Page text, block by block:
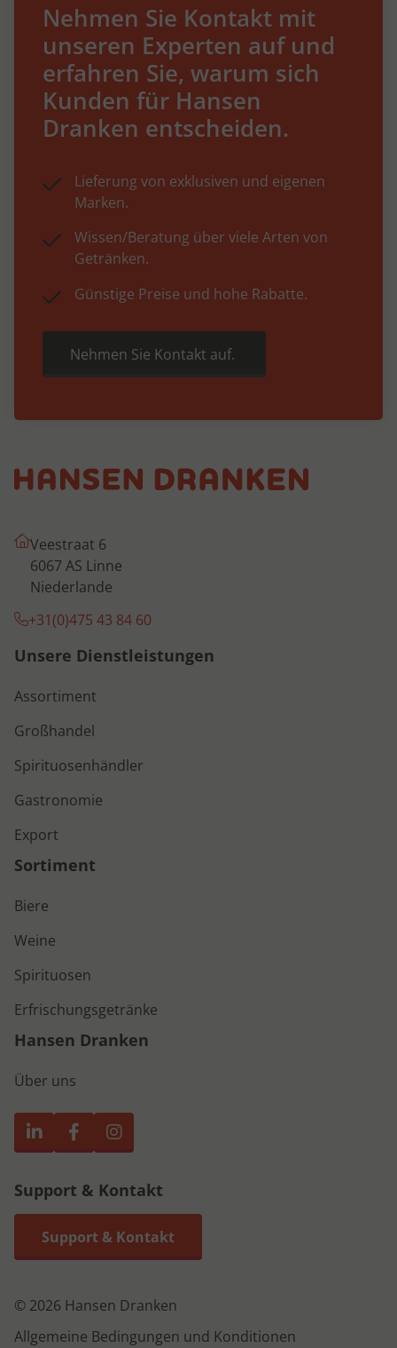
Nehmen Sie Kontakt mit
unseren Experten auf und
erfahren Sie, warum sich
Kunden für Hansen
Dranken entscheiden.
Lieferung von exklusiven und eigenen
Marken.
Wissen/Beratung über viele Arten von
Getränken.
Günstige Preise und hohe Rabatte.
Nehmen Sie Kontakt auf.
Veestraat 6
6067 AS Linne
Niederlande
+31(0)475 43 84 60
Unsere Dienstleistungen
Assortiment
Großhandel
Spirituosenhändler
Gastronomie
Export
Sortiment
Biere
Weine
Spirituosen
Erfrischungsgetränke
Hansen Dranken
Über uns
Support & Kontakt
Support & Kontakt
© 2026 Hansen Dranken
Allgemeine Bedingungen und Konditionen